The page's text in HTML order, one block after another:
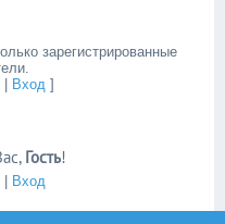
зарегистрированные
| Вход]
, Гость!
| Вход